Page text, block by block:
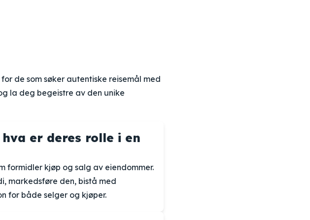
de som søker autentiske reisemål med
la deg begeistre av den unike
er deres rolle i en
formidler kjøp og salg av eiendommer.
markedsføre den, bistå med
for både selger og kjøper.